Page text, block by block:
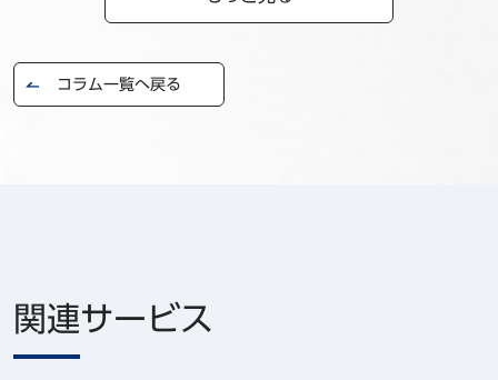
コラム一覧へ戻る
関連サービス